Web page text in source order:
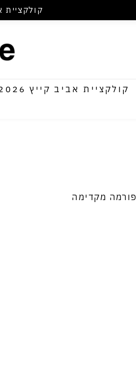
קולקציית אביב
קולקציית אביב קייץ 2026